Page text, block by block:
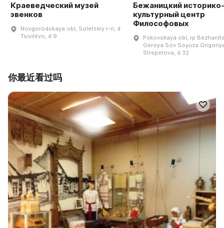
Краеведческий музей
эвенков
Novgorodskaya obl, Soletskiy r-n, d
Tsivilëvo, d 9
Бежаницкий историко-
культурный центр
Философовых
Pskovskaya obl, rp
Geroya Sov Soyuza
Strepetova, d 32
你最近看过吗